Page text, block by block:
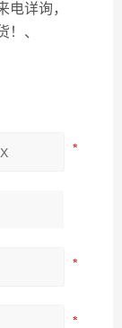
电详询，
！、